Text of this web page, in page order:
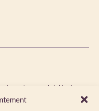
sont à tiroirs